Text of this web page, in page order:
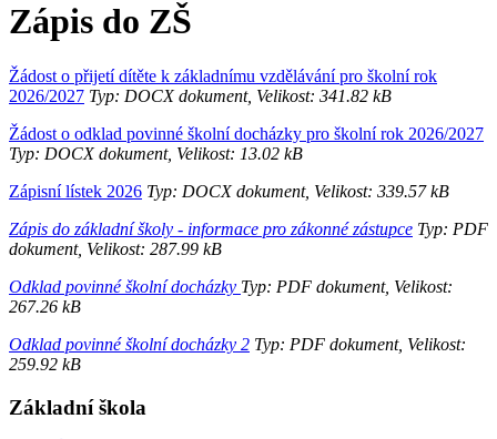
Zápis do ZŠ
Žádost o přijetí dítěte k základnímu vzdělávání pro školní rok
2026/2027 Typ: DOCX dokument, Velikost: 341.82 kB
Žádost o odklad povinné školní docházky pro školní rok 2026/2027
Typ: DOCX dokument, Velikost: 13.02 kB
Zápisní lístek 2026 Typ: DOCX dokument, Velikost: 339.57 kB
Zápis do základní školy - informace pro zákonné zástupce Typ: PDF
dokument, Velikost: 287.99 kB
Odklad povinné školní docházky Typ: PDF dokument, Velikost:
267.26 kB
Odklad povinné školní docházky 2 Typ: PDF dokument, Velikost:
259.92 kB
Základní škola